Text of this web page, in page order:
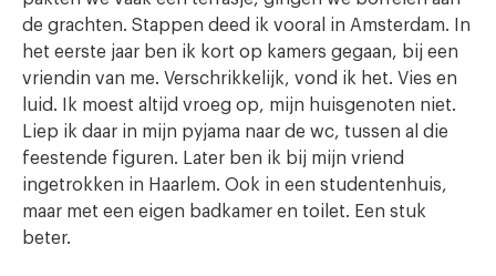
de grachten. Stappen deed ik vooral in Amsterdam. In
het eerste jaar ben ik kort op kamers gegaan, bij een
vriendin van me. Verschrikkelijk, vond ik het. Vies en
luid. Ik moest altijd vroeg op, mijn huisgenoten niet.
Liep ik daar in mijn pyjama naar de wc, tussen al die
feestende figuren. Later ben ik bij mijn vriend
ingetrokken in Haarlem. Ook in een studentenhuis,
maar met een eigen badkamer en toilet. Een stuk
beter.